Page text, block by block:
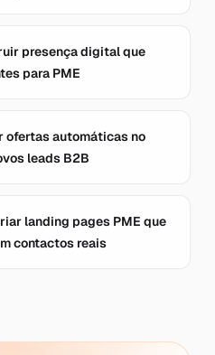
presença digital que
para PME
ofertas automáticas no
leads B2B
landing pages PME que
contactos reais